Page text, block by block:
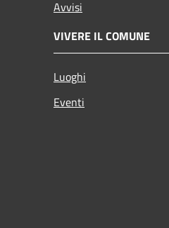
Avvisi
VIVERE IL COMUNE
Luoghi
Eventi